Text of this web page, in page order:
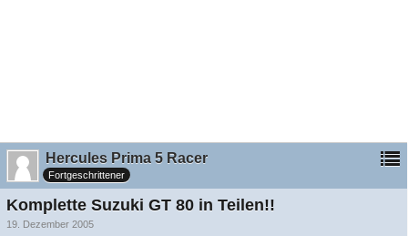
Hercules Prima 5 Racer
Fortgeschrittener
Komplette Suzuki GT 80 in Teilen!!
19. Dezember 2005